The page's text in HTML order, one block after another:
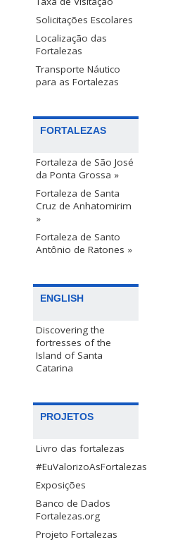
Solicitações Escolares
Localização das
Fortalezas
Transporte Náutico
para as Fortalezas
FORTALEZAS
Fortaleza de São José
da Ponta Grossa »
Fortaleza de Santa
Cruz de Anhatomirim
»
Fortaleza de Santo
Antônio de Ratones »
ENGLISH
Discovering the
fortresses of the
Island of Santa
Catarina
PROJETOS
Livro das fortalezas
#EuValorizoAsFortalezas
Exposições
Banco de Dados
Fortalezas.org
Projeto Fortalezas